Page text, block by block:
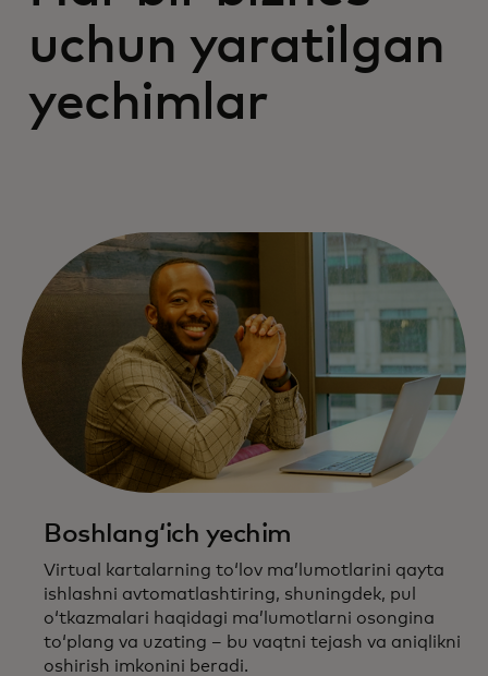
uchun yaratilgan
yechimlar
Boshlangʻich yechim
Virtual kartalarning toʻlov maʼlumotlarini qayta
ishlashni avtomatlashtiring, shuningdek, pul
oʻtkazmalari haqidagi maʼlumotlarni osongina
toʻplang va uzating – bu vaqtni tejash va aniqlikni
oshirish imkonini beradi.